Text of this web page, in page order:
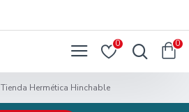
0 0
Tienda Hermética Hinchable